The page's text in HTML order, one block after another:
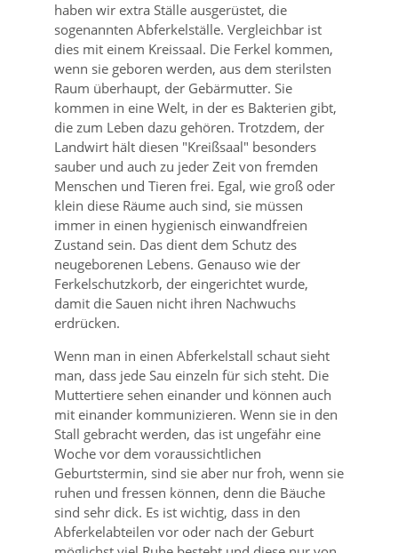
haben wir extra Ställe ausgerüstet, die
sogenannten Abferkelställe. Vergleichbar ist
dies mit einem Kreissaal. Die Ferkel kommen,
wenn sie geboren werden, aus dem sterilsten
Raum überhaupt, der Gebärmutter. Sie
kommen in eine Welt, in der es Bakterien gibt,
die zum Leben dazu gehören. Trotzdem, der
Landwirt hält diesen Kreißsaal besonders
sauber und auch zu jeder Zeit von fremden
Menschen und Tieren frei. Egal, wie groß oder
klein diese Räume auch sind, sie müssen
immer in einen hygienisch einwandfreien
Zustand sein. Das dient dem Schutz des
neugeborenen Lebens. Genauso wie der
Ferkelschutzkorb, der eingerichtet wurde,
damit die Sauen nicht ihren Nachwuchs
erdrücken.
Wenn man in einen Abferkelstall schaut sieht
man, dass jede Sau einzeln für sich steht. Die
Muttertiere sehen einander und können auch
mit einander kommunizieren. Wenn sie in den
Stall gebracht werden, das ist ungefähr eine
Woche vor dem voraussichtlichen
Geburtstermin, sind sie aber nur froh, wenn sie
ruhen und fressen können, denn die Bäuche
sind sehr dick. Es ist wichtig, dass in den
Abferkelabteilen vor oder nach der Geburt